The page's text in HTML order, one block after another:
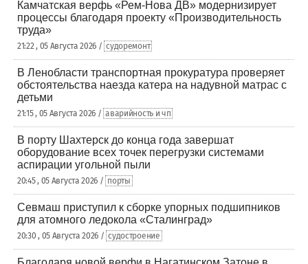
Камчатская верфь «Рем-Нова ДВ» модернизирует
процессы благодаря проекту «Производительность
труда»
21:22 , 05 Августа 2026 / судоремонт
В Ленобласти транспортная прокуратура проверяет
обстоятельства наезда катера на надувной матрас с
детьми
21:15 , 05 Августа 2026 / аварийность и чп
В порту Шахтерск до конца года завершат
оборудование всех точек перегрузки системами
аспирации угольной пыли
20:45 , 05 Августа 2026 / порты
Севмаш приступил к сборке упорных подшипников
для атомного ледокола «Сталинград»
20:30 , 05 Августа 2026 / судостроение